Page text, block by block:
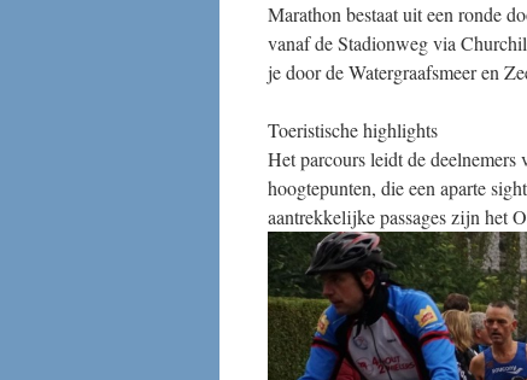
Marathon bestaat uit een ronde
vanaf de Stadionweg via
je door de Watergraafsmeer en
Toeristische highlights
Het parcours leidt de
hoogtepunten, die een aparte
aantrekkelijke passages zijn het